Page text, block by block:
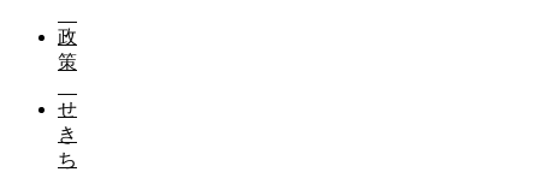
政
策
せ
き
ち